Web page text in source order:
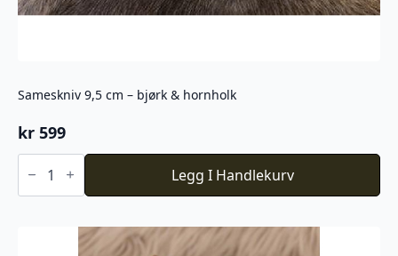
Sameskniv 9,5 cm – bjørk & hornholk
kr 599
Sameskniv
9,5
–
Legg I Handlekurv